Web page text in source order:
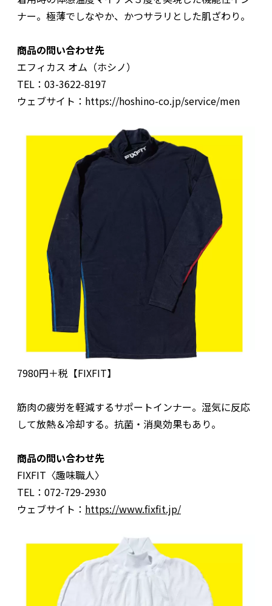
ナー。極薄でしなやか、かつサラリとした肌ざわり。
商品の問い合わせ先
エフィカス オム（ホシノ）
TEL：03-3622-8197
ウェブサイト：https://hoshino-co.jp/service/men
7980円＋税【FIXFIT】
筋肉の疲労を軽減するサポートインナー。湿気に反応
して放熱＆冷却する。抗菌・消臭効果もあり。
商品の問い合わせ先
FIXFIT〈趣味職人〉
TEL：072-729-2930
ウェブサイト： https://www.fixfit.jp/